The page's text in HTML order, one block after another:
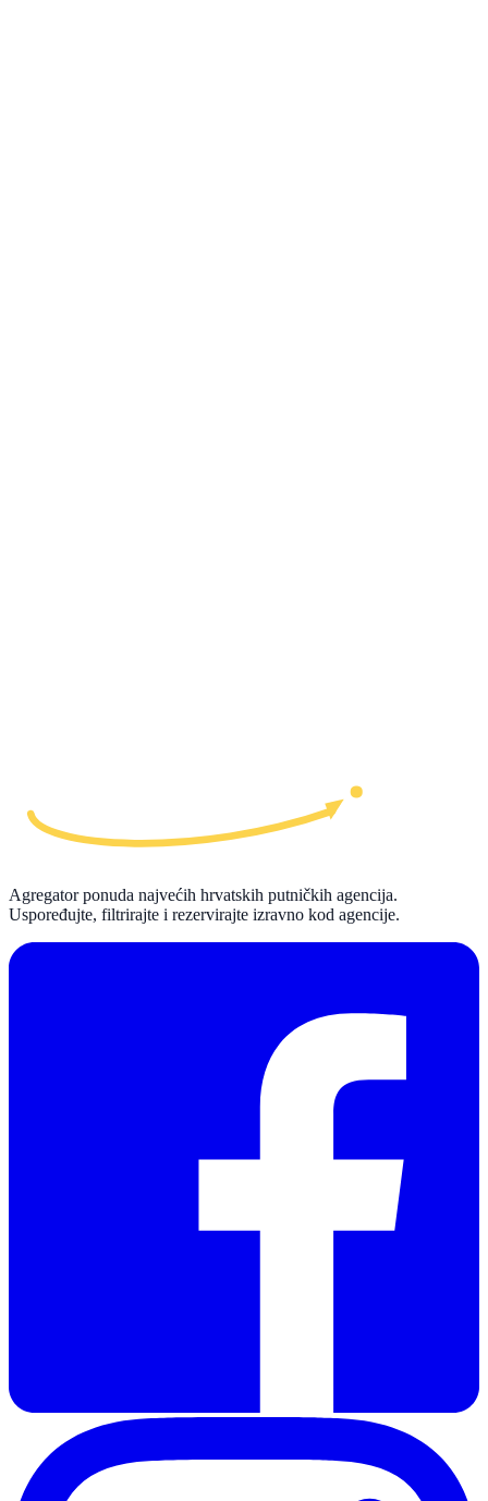
Agregator ponuda najvećih hrvatskih putničkih agencija.
Uspoređujte, filtrirajte i rezervirajte izravno kod agencije.